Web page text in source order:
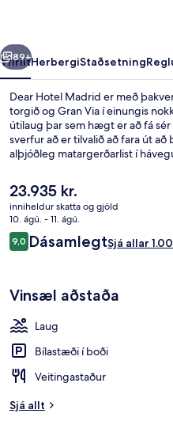
Næsta
89+
YfirlitHerbergiStaðsetning
Dear Hotel Madrid er með
torgið og Gran Via í einungis
útilaug þar sem hægt er að fá
sverfur að er tilvalið að fara út að
alþjóðleg matargerðarlist í
sundlaugarbakkann, heitur pottur
skyndibitastaður/sælkeraverslun
þessu hóteli í „boutique“-stíl.
staðsetning eru meðal helstu
ferðamanna sem hafa heimsótt
almenningssamgöngum: Plaza
Núverandi
verð
er
23.935 kr.
23.935 kr.
inniheldur skatta og gjöld
10. ágú. - 11. ágú.
Umsagnir
9,09,0 af 10
DásamlegtSjá allar
Vinsæl aðstaða
Laug
Bílastæði í boði
Veitingastaður
Sjá allt